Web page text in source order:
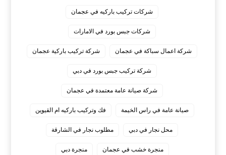
شركات تركيب باركيه في عجمان
شركات جبس بورد في الامارات
شركة اعمال سباكة في عجمان شركة تركيب باركية عجمان
شركة تركيب جبس بورد في دبي
شركة صيانة عامة معتمدة في عجمان
صيانة عامة في راس الخيمة فك وتركيب باركيه ام القيوين
محل نجار في دبي مطلوب نجار في الشارقة
منجرة خشب في عجمان منجرة دبي